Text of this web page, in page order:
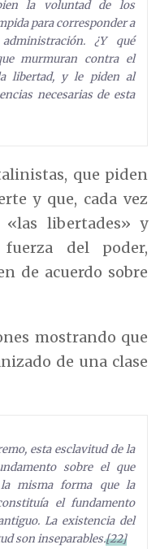
la voluntad de los
para corresponder a
¿Y qué
murmuran contra el
libertad, y le piden al
necesarias de esta
que piden
y que, cada vez
libertades» y
del poder,
de acuerdo sobre
mostrando que
de una clase
esta esclavitud de la
sobre el que
misma forma que la
el fundamento
La existencia del
son inseparables.[22]